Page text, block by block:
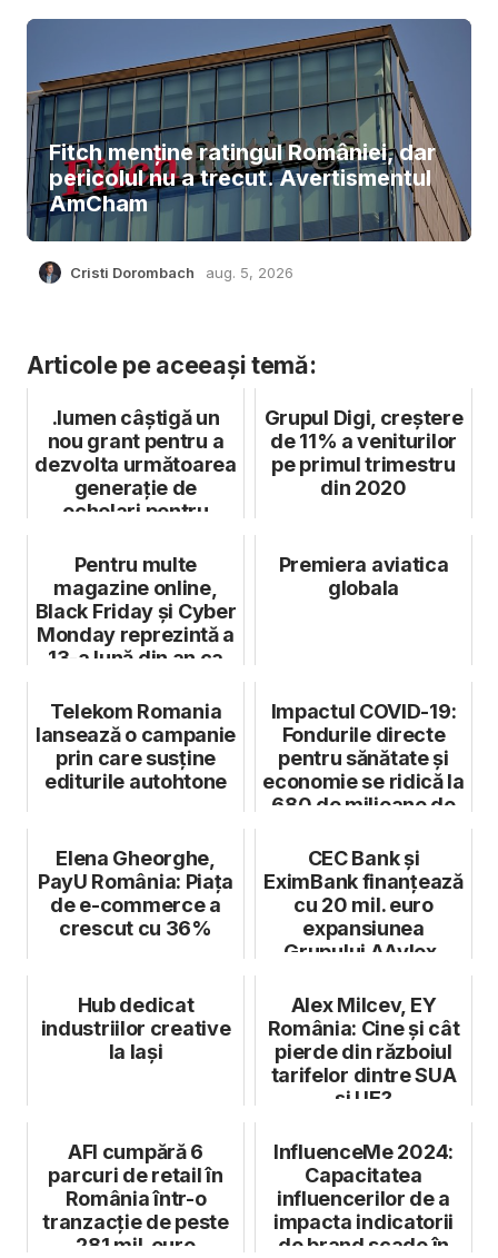
Fitch menține ratingul României, dar
pericolul nu a trecut. Avertismentul
AmCham
Cristi Dorombach aug. 5, 2026
Articole pe aceeași temă:
.lumen câștigă un
nou grant pentru a
dezvolta următoarea
generație de
ochelari pentru
Grupul Digi, creștere
de 11% a veniturilor
pe primul trimestru
din 2020
Pentru multe
magazine online,
Black Friday și Cyber
Monday reprezintă a
13-a lună din an ca
Premiera aviatica
globala
Telekom Romania
lansează o campanie
prin care susține
editurile autohtone
Impactul COVID-19:
Fondurile directe
pentru sănătate și
economie se ridică la
680 de milioane de
Elena Gheorghe,
PayU România: Piața
de e-commerce a
crescut cu 36%
CEC Bank și
EximBank finanțează
cu 20 mil. euro
expansiunea
Grupului AAylex,
Coc...
Hub dedicat
industriilor creative
la Iași
Alex Milcev, EY
România: Cine și cât
pierde din războiul
tarifelor dintre SUA
și UE?
AFI cumpără 6
parcuri de retail în
România într-o
tranzacție de peste
281 mil. euro
InfluenceMe 2024:
Capacitatea
influencerilor de a
impacta indicatorii
de brand scade în